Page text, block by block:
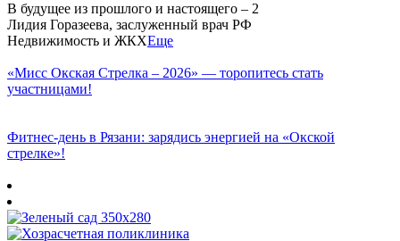
В будущее из прошлого и настоящего – 2
Лидия Горазеева, заслуженный врач РФ
Недвижимость и ЖКХЕще
«Мисс Окская Стрелка – 2026» — торопитесь стать
участницами!
Фитнес‑день в Рязани: зарядись энергией на «Окской
стрелке»!